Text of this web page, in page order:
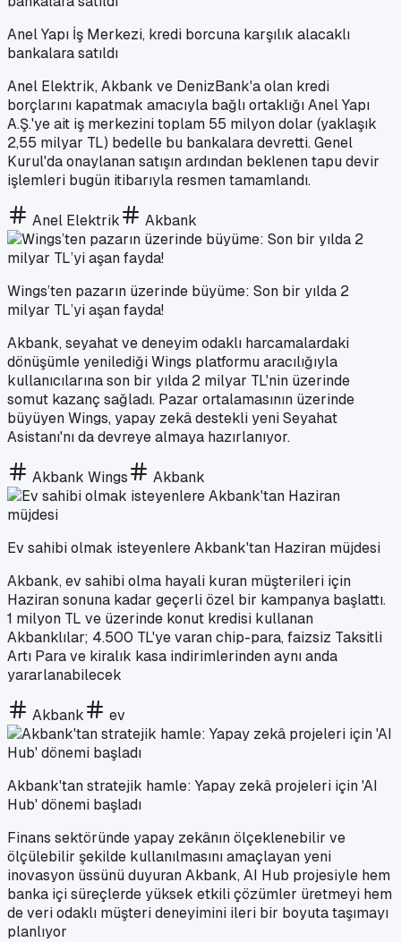
Anel Yapı İş Merkezi, kredi borcuna karşılık alacaklı
bankalara satıldı
Anel Elektrik, Akbank ve DenizBank'a olan kredi
borçlarını kapatmak amacıyla bağlı ortaklığı Anel Yapı
A.Ş.'ye ait iş merkezini toplam 55 milyon dolar (yaklaşık
2,55 milyar TL) bedelle bu bankalara devretti. Genel
Kurul'da onaylanan satışın ardından beklenen tapu devir
işlemleri bugün itibarıyla resmen tamamlandı.
Anel Elektrik Akbank
Wings’ten pazarın üzerinde büyüme: Son bir yılda 2
milyar TL’yi aşan fayda!
Akbank, seyahat ve deneyim odaklı harcamalardaki
dönüşümle yenilediği Wings platformu aracılığıyla
kullanıcılarına son bir yılda 2 milyar TL'nin üzerinde
somut kazanç sağladı. Pazar ortalamasının üzerinde
büyüyen Wings, yapay zekâ destekli yeni Seyahat
Asistanı'nı da devreye almaya hazırlanıyor.
Akbank Wings Akbank
Ev sahibi olmak isteyenlere Akbank'tan Haziran müjdesi
Akbank, ev sahibi olma hayali kuran müşterileri için
Haziran sonuna kadar geçerli özel bir kampanya başlattı.
1 milyon TL ve üzerinde konut kredisi kullanan
Akbanklılar; 4.500 TL'ye varan chip-para, faizsiz Taksitli
Artı Para ve kiralık kasa indirimlerinden aynı anda
yararlanabilecek
Akbank ev
Akbank'tan stratejik hamle: Yapay zekâ projeleri için 'AI
Hub' dönemi başladı
Finans sektöründe yapay zekânın ölçeklenebilir ve
ölçülebilir şekilde kullanılmasını amaçlayan yeni
inovasyon üssünü duyuran Akbank, AI Hub projesiyle hem
banka içi süreçlerde yüksek etkili çözümler üretmeyi hem
de veri odaklı müşteri deneyimini ileri bir boyuta taşımayı
planlıyor